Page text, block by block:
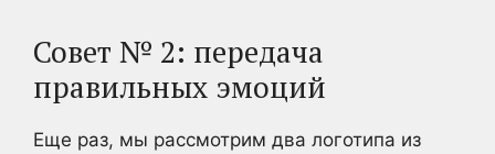
Совет № 2: передача
правильных эмоций
Еще раз, мы рассмотрим два логотипа из